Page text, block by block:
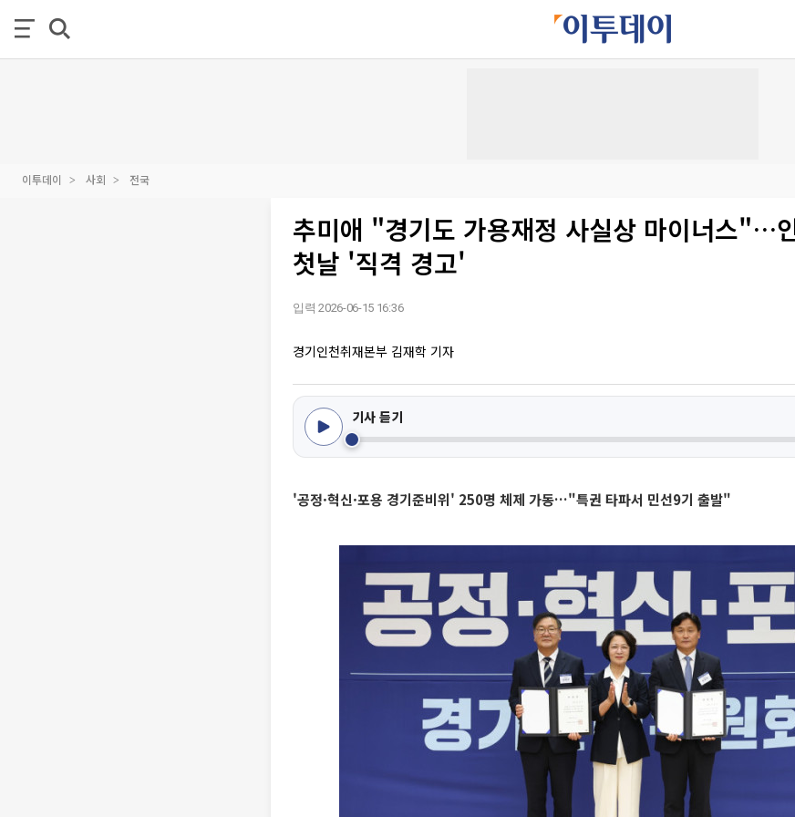
이투데이 사회 전국
추미애 "경기도 가용재정 사실상 마이너스"…
첫날 '직격 경고'
입력 2026-06-15 16:36
경기인천취재본부 김재학 기자
기사 듣기
'공정·혁신·포용 경기준비위' 250명 체제 가동…"특권 타파서 민선9기 출발"